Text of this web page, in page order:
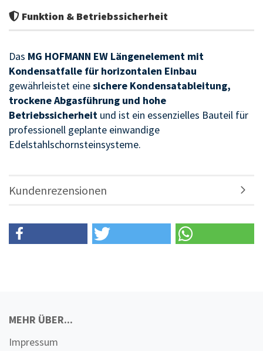
Funktion & Betriebssicherheit
Das MG HOFMANN EW Längenelement mit
Kondensatfalle für horizontalen Einbau
gewährleistet einesichere Kondensatableitung,
trockene Abgasführung und hohe
Betriebssicherheit und ist ein essenzielles Bauteil für
professionell geplante einwandige
Edelstahlschornsteinsysteme.
Kundenrezensionen
MEHR ÜBER...
Impressum